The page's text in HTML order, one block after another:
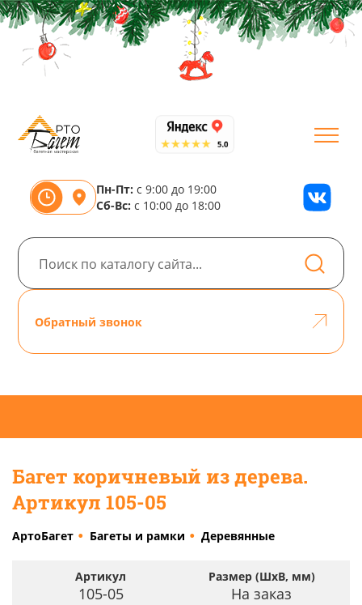
Пн-Пт: с 9:00 до 19:00
Сб-Вс: с 10:00 до 18:00
Обратный звонок
Багет коричневый из дерева.
Артикул 105-05
АртоБагет Багеты и рамки Деревянные
Артикул
105-05
Размер (ШхВ, мм)
На заказ